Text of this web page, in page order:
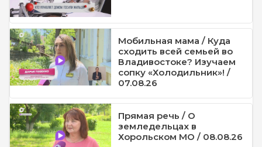
Мобильная мама / Куда
сходить всей семьей во
Владивостоке? Изучаем
сопку «Холодильник»! /
07.08.26
Прямая речь / О
земледельцах в
Хорольском МО / 08.08.26